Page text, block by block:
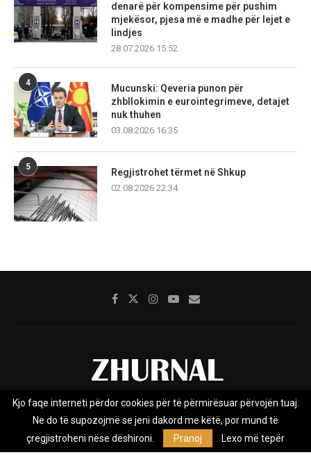
denarë për kompensime për pushim
mjekësor, pjesa më e madhe për lejet e
lindjes
28.07.2026 15:52
4
Mucunski: Qeveria punon për
zhbllokimin e eurointegrimeve, detajet
nuk thuhen
03.08.2026 16:35
5
Regjistrohet tërmet në Shkup
02.08.2026 22:34
Rreth nesh Impresumi Marketing
Privacy Policy
Zhurnal.mk është Agjenci e Lajmeve e pavarur, e themeluar në vitin
Kjo faqe interneti përdor cookies për të përmirësuar përvojën tuaj.
Ne do të supozojmë se jeni dakord me këtë, por mund të
çregjistroheni nëse dëshironi.
Pranoj Lexo më tepër